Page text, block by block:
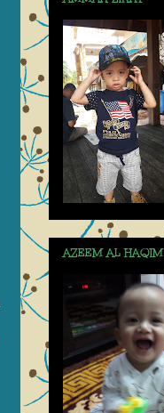
AZEEM AL HAQIM